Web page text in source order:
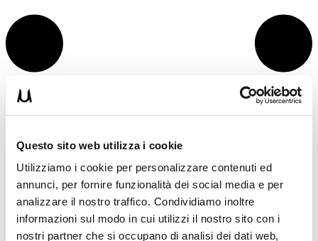
Questo sito web utilizza i cookie
Utilizziamo i cookie per personalizzare contenuti ed
annunci, per fornire funzionalità dei social media e per
analizzare il nostro traffico. Condividiamo inoltre
informazioni sul modo in cui utilizzi il nostro sito con i
nostri partner che si occupano di analisi dei dati web,
15WORKOUT SCARICA ORA